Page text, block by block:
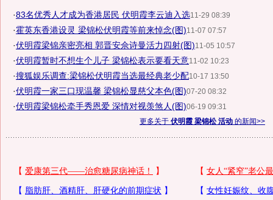
·83名优秀人才成为香港居民 伏明霞李云迪入选11-29 08:39
·霍英东香港设灵 梁锦松伏明霞等前来悼念(图)11-07 07:57
·伏明霞梁锦亲密亮相 郭晋安佘诗曼活力四射(图)11-05 10:57
·伏明霞暂时不想生个儿子 梁锦松表示要看天意11-02 10:23
·搜狐娱乐调查:梁锦松伏明霞当选最经典老少配10-17 13:50
·伏明霞一家三口现温馨 梁锦松显慈父本色(图)07-20 08:32
·伏明霞梁锦松牵手秀恩爱 深情对视羡煞人(图)06-19 09:31
更多关于 伏明霞 梁锦松 活动 的新闻>>